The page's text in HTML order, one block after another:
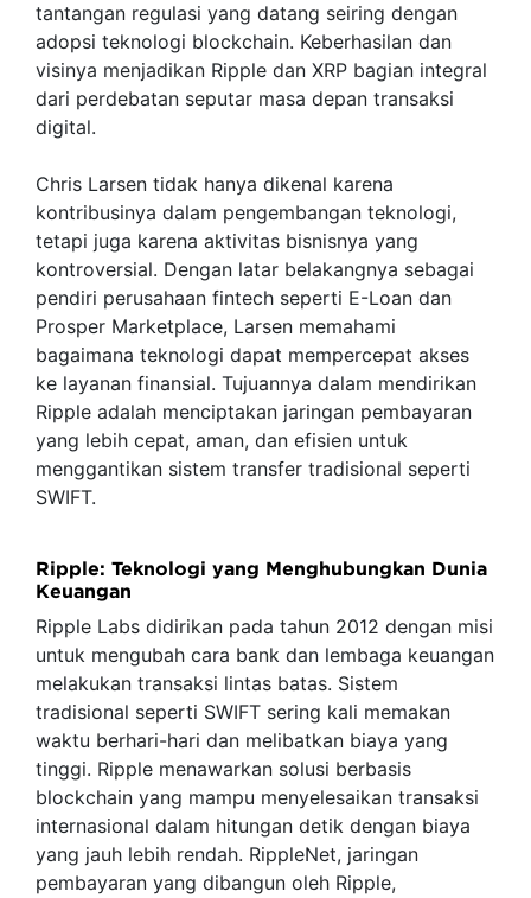
tantangan regulasi yang datang seiring dengan
adopsi teknologi blockchain. Keberhasilan dan
visinya menjadikan Ripple dan XRP bagian integral
dari perdebatan seputar masa depan transaksi
digital.
Chris Larsen tidak hanya dikenal karena
kontribusinya dalam pengembangan teknologi,
tetapi juga karena aktivitas bisnisnya yang
kontroversial. Dengan latar belakangnya sebagai
pendiri perusahaan fintech seperti E-Loan dan
Prosper Marketplace, Larsen memahami
bagaimana teknologi dapat mempercepat akses
ke layanan finansial. Tujuannya dalam mendirikan
Ripple adalah menciptakan jaringan pembayaran
yang lebih cepat, aman, dan efisien untuk
menggantikan sistem transfer tradisional seperti
SWIFT.
Ripple: Teknologi yang Menghubungkan Dunia
Keuangan
Ripple Labs didirikan pada tahun 2012 dengan misi
untuk mengubah cara bank dan lembaga keuangan
melakukan transaksi lintas batas. Sistem
tradisional seperti SWIFT sering kali memakan
waktu berhari-hari dan melibatkan biaya yang
tinggi. Ripple menawarkan solusi berbasis
blockchain yang mampu menyelesaikan transaksi
internasional dalam hitungan detik dengan biaya
yang jauh lebih rendah. RippleNet, jaringan
pembayaran yang dibangun oleh Ripple,